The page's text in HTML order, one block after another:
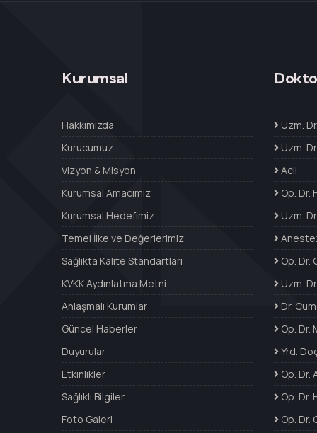
Kurumsal
Hakkımızda
Kurucumuz
Vizyon & Misyon
Kurumsal Amacımız
Kurumsal Hedefimiz
Temel İlke ve Değerlerimiz
Sağlıkta Kalite Standartları
KVKK Aydınlatma Metni
Anlaşmalı Kurumlar
Güncel Haberler
Duyurular
Etkinlikler
Sağlıklı Bilgiler
Foto Galeri
Uzm.
Uzm.
Acil
Op. Dr.
Uzm.
Op. Dr.
Uzm.
Dr.
Op. Dr.
Yrd.
Op. Dr.
Op. Dr.
Op. Dr.